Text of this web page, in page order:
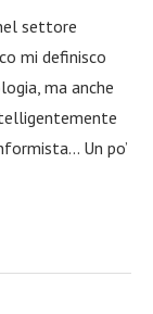
settore
mi definisco
ma anche
Un po’